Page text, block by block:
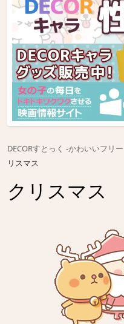
DECORすとっく -かわいいフリ
リスマス
クリスマス